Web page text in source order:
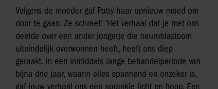
Volgens de moeder gaf Patty haar opnieuw moed om
door te gaan. Ze schreef: ‘Het verhaal dat je met ons
deelde over een ander jongetje die neuroblastoom
uiteindelijk overwonnen heeft, heeft ons diep
geraakt. In een inmiddels lange behandelperiode van
bijna drie jaar, waarin alles spannend en onzeker is,
gaf jouw verhaal ons een sprankje licht en hoop. Een